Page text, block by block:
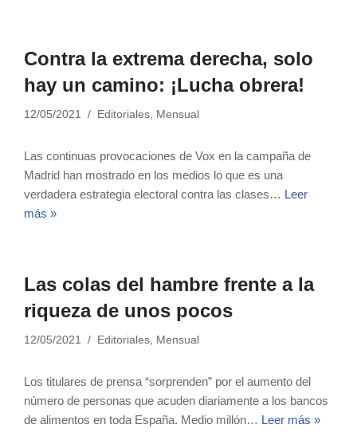
Contra la extrema derecha, solo
hay un camino: ¡Lucha obrera!
12/05/2021 Editoriales, Mensual
Las continuas provocaciones de Vox en la campaña de
Madrid han mostrado en los medios lo que es una
verdadera estrategia electoral contra las clases… Leer
más »
Las colas del hambre frente a la
riqueza de unos pocos
12/05/2021 Editoriales, Mensual
Los titulares de prensa “sorprenden” por el aumento del
número de personas que acuden diariamente a los bancos
de alimentos en toda España. Medio millón… Leer más »